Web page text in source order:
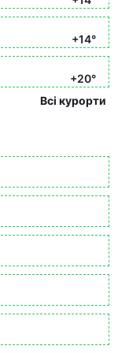
+14°
+20°
Всі курорти